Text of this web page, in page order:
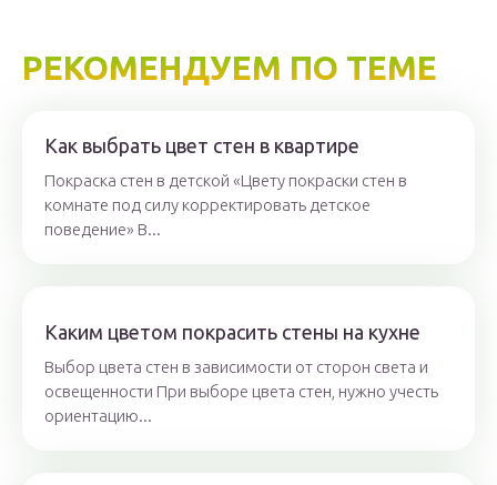
РЕКОМЕНДУЕМ ПО ТЕМЕ
Как выбрать цвет стен в квартире
Покраска стен в детской «Цвету покраски стен в
комнате под силу корректировать детское
поведение» В...
Каким цветом покрасить стены на кухне
Выбор цвета стен в зависимости от сторон света и
освещенности При выборе цвета стен, нужно учесть
ориентацию...